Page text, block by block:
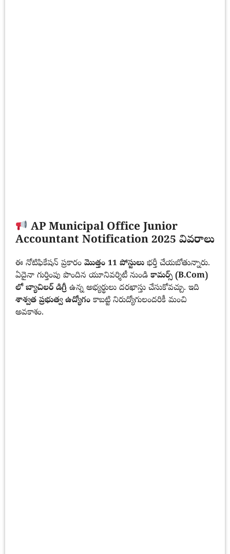
AP Municipal Office Junior
Accountant Notification 2025 వివరాలు
ఈ నోటిఫికేషన్ ప్రకారం మొత్తం 11 పోస్టులు భర్తీ చేయబోతున్నారు.
ఏదైనా గుర్తింపు పొందిన యూనివర్శిటీ నుండి కామర్స్ (B.Com)
లో బ్యాచిలర్ డిగ్రీ ఉన్న అభ్యర్థులు దరఖాస్తు చేసుకోవచ్చు. ఇది
శాశ్వత ప్రభుత్వ ఉద్యోగం కాబట్టి నిరుద్యోగులందరికీ మంచి
అవకాశం.